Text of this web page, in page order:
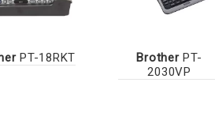
PT-18RKT BrotherPT-
2030VP